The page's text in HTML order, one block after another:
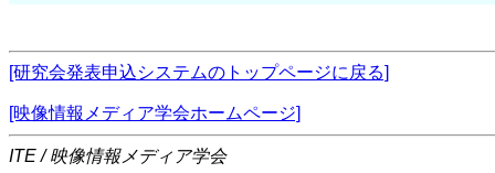
[研究会発表申込システムのトップページに戻る]
[映像情報メディア学会ホームページ]
ITE / 映像情報メディア学会